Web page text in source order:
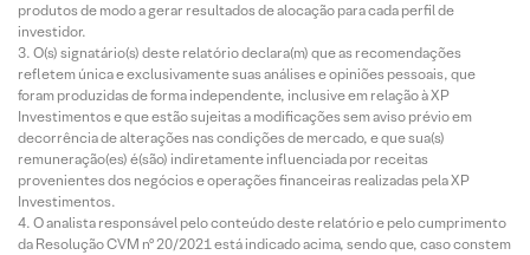
produtos de modo a gerar resultados de alocação para cada perfil de
investidor.
O(s) signatário(s) deste relatório declara(m) que as recomendações
refletem única e exclusivamente suas análises e opiniões pessoais, que
foram produzidas de forma independente, inclusive em relação à XP
Investimentos e que estão sujeitas a modificações sem aviso prévio em
decorrência de alterações nas condições de mercado, e que sua(s)
remuneração(es) é(são) indiretamente influenciada por receitas
provenientes dos negócios e operações financeiras realizadas pela XP
Investimentos.
O analista responsável pelo conteúdo deste relatório e pelo cumprimento
da Resolução CVM nº 20/2021 está indicado acima, sendo que, caso constem